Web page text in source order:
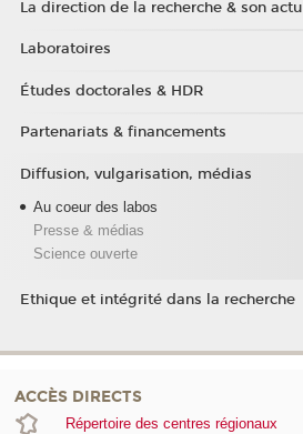
La direction de la recherche & son actu
Laboratoires
Études doctorales & HDR
Partenariats & financements
Diffusion, vulgarisation, médias
Au coeur des labos
Presse & médias
Science ouverte
Ethique et intégrité dans la recherche
ACCÈS DIRECTS
Répertoire des centres régionaux